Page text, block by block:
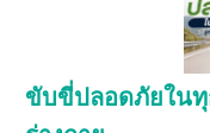
ขับขี่ปลอดภัยใน